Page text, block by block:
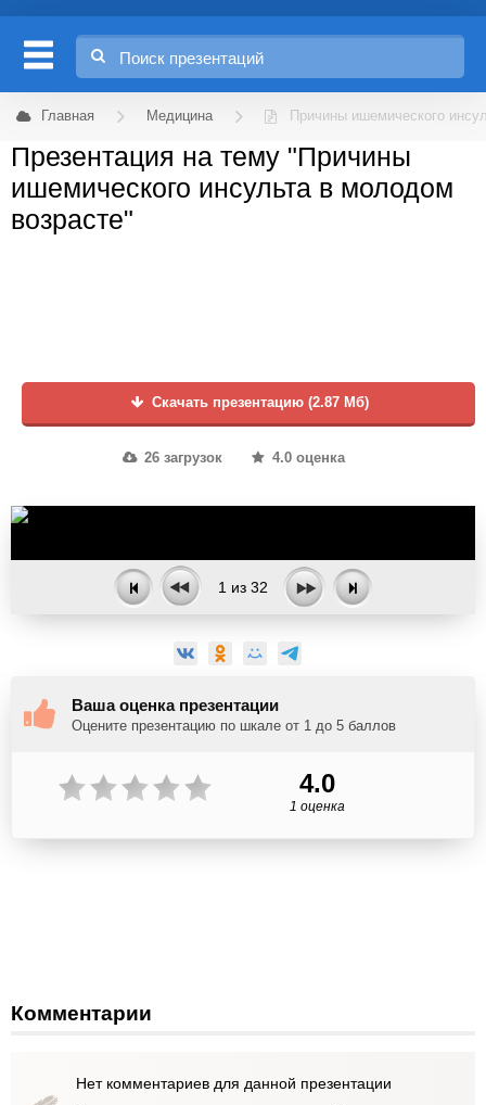
Главная Медицина Причины ишемического
Презентация на тему "Причины
ишемического инсульта в молодом
возрасте"
Скачать презентацию (2.87 Мб)
26 загрузок 4.0 оценка
1 из 32
Ваша оценка презентации
Оцените презентацию по шкале от 1 до 5 баллов
4.0
1 оценка
Комментарии
Нет комментариев для данной презентации